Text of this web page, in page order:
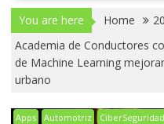
You are here Home
Academia de Conductores
de Machine Learning
urbano
Apps Automotriz